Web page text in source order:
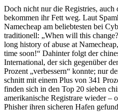
Doch nicht nur die Registries, auch
bekommen ihr Fett weg. Laut
Namecheap am beliebtesten bei
traditionell: „When will this
long history of abuse at
time soon!“ Dahinter folgt der
International, der sich gegenüber
Prozent „verbessern“ konnte; nur
schnitt mit einem Plus von 341
finden sich in den Top 20 sieben
amerikanische Registrare wieder –
Phisher ihren sicheren Hafen